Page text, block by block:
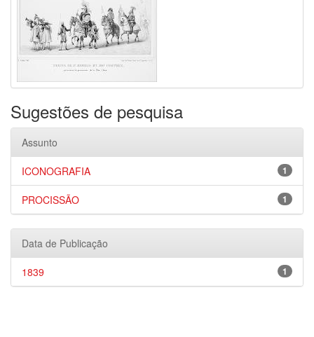
Sugestões de pesquisa
Assunto
1
ICONOGRAFIA
1
PROCISSÃO
Data de Publicação
1
1839